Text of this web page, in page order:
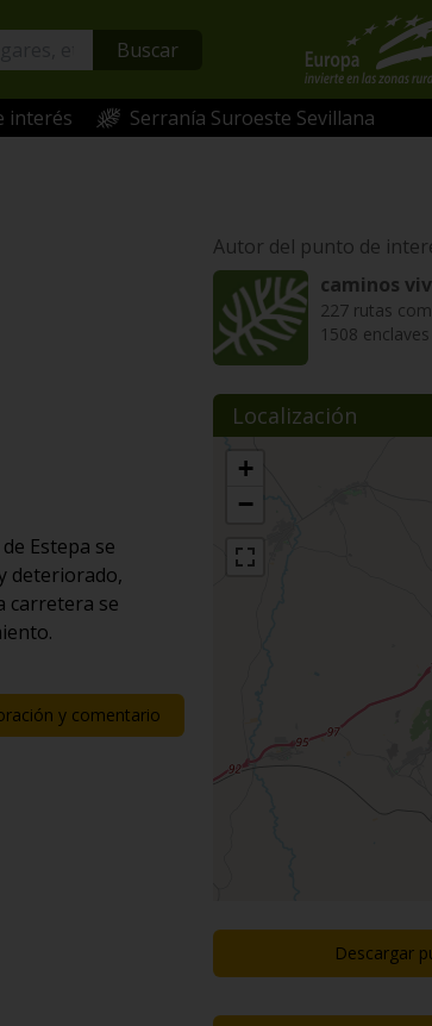
Buscar
interés Serranía Suroeste Sevillana
Estepa se
deteriorado,
carretera se
y comentario
Autor del punto de
caminos
227 rutas
1508
Localización
+
−
Descargar